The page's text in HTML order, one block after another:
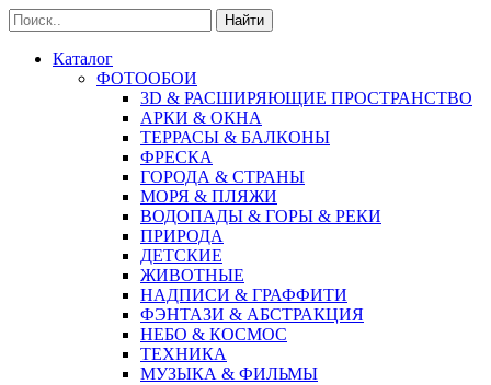
Найти
Каталог
ФОТООБОИ
3D & РАСШИРЯЮЩИЕ ПРОСТРАНСТВО
АРКИ & ОКНА
ТЕРРАСЫ & БАЛКОНЫ
ФРЕСКА
ГОРОДА & СТРАНЫ
МОРЯ & ПЛЯЖИ
ВОДОПАДЫ & ГОРЫ & РЕКИ
ПРИРОДА
ДЕТСКИЕ
ЖИВОТНЫЕ
НАДПИСИ & ГРАФФИТИ
ФЭНТАЗИ & АБСТРАКЦИЯ
НЕБО & КОСМОС
ТЕХНИКА
МУЗЫКА & ФИЛЬМЫ